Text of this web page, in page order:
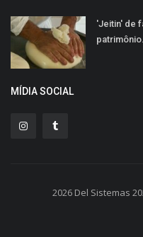
'Jeitin' de
MÍDIA SOCIAL
2026 Del Sistemas